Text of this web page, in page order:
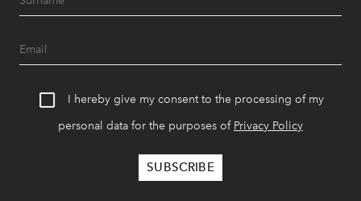
I hereby give my consent to the processing of my
personal data for the purposes of Privacy Policy